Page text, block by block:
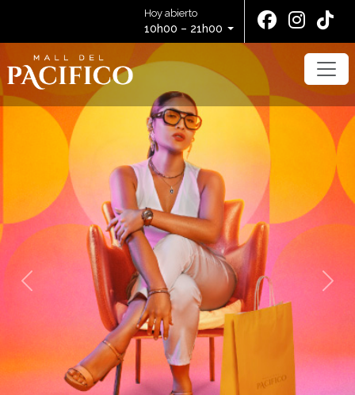
Hoy abierto
10h00 – 21h00
Nuevo sistema de
parqueaderos
Conoce más
Previous Next